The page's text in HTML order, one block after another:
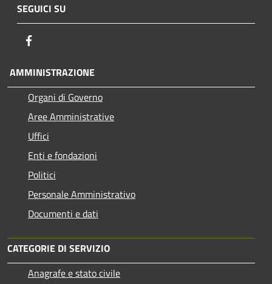
SEGUICI SU
AMMINISTRAZIONE
Organi di Governo
Aree Amministrative
Uffici
Enti e fondazioni
Politici
Personale Amministrativo
Documenti e dati
CATEGORIE DI SERVIZIO
Anagrafe e stato civile